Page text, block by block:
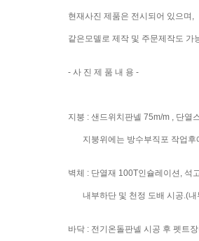
현재사진 제품은 전시되어 있으며,
같은모델로 제작 및 주문제작도 가
- 사 진 제 품 내 용 -
지붕 : 샌드위치판넬 75m/m , 단열
지붕위에는 방수부직포 작업후
벽체 : 단열재 100T인슐레이션, 석
내부하단 및 천정 도배 시공.(내
바닥 : 전기온돌판넬 시공 후 펫트